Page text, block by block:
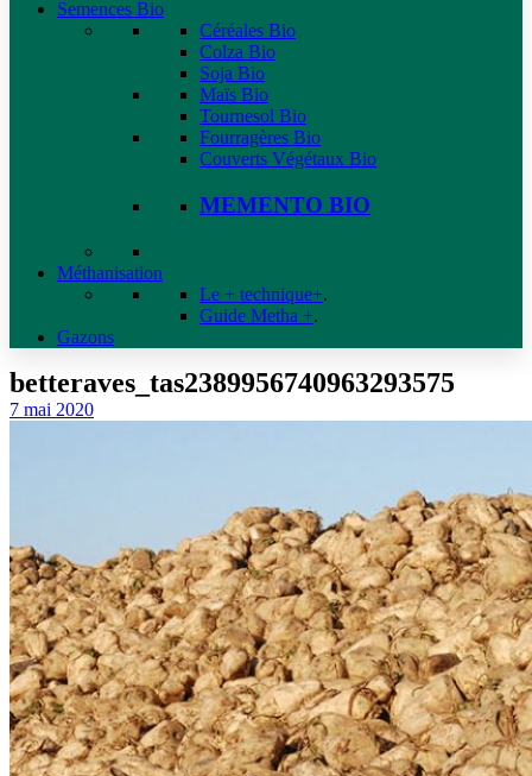
Semences Bio
Céréales Bio
Colza Bio
Soja Bio
Maïs Bio
Tournesol Bio
Fourragères Bio
Couverts Végétaux Bio
MEMENTO BIO
Méthanisation
Le + technique+.
Guide Metha +.
Gazons
betteraves_tas2389956740963293575
7 mai 2020